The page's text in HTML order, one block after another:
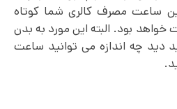
ساعت مصرف کالری شما کوتاه
حدود ۶ ساعت خواهد بود. البته این مورد به بدن
دید چه اندازه می توانید ساعت